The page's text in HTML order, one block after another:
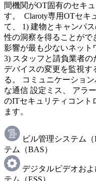
間機関がOT固有のセキ
す。 Claroty専用OTセキ
て、 1) 建物とキャンパ
性の洞察を得ることが
影響が最も少ないネット
3) スタッフと請負業者
デバイスの変更を監視す
る。 コミュニケーショ
な通信 設定ミス、 アラ
のITセキュリティコント
ます。
ビル管理システム
テム（BAS）
デジタルビデオお